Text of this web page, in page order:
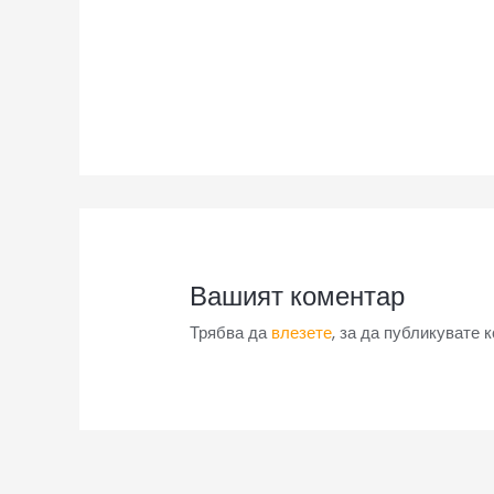
Вашият коментар
Трябва давлезете, за да публикувате